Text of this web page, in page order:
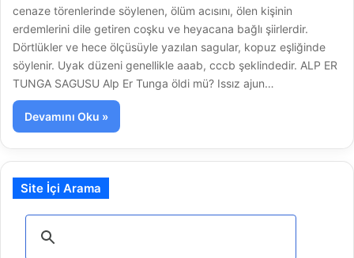
cenaze törenlerinde söylenen, ölüm acısını, ölen kişinin
erdemlerini dile getiren coşku ve heyacana bağlı şiirlerdir.
Dörtlükler ve hece ölçüsüyle yazılan sagular, kopuz eşliğinde
söylenir. Uyak düzeni genellikle aaab, cccb şeklindedir. ALP ER
TUNGA SAGUSU Alp Er Tunga öldi mü? Issız ajun…
Devamını Oku »
Site İçi Arama